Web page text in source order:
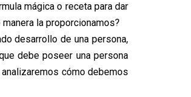
mágica o receta para dar
la proporcionamos?
desarrollo de una persona,
debe poseer una persona
cómo debemos